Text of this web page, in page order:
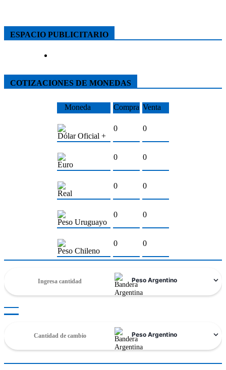
ESPACIO PUBLICITARIO
COTIZACIONES DE MONEDAS
Moneda Compra Venta
Dólar Oficial +
0 0
Euro
0 0
Real
0 0
Peso Uruguayo
0 0
Peso Chileno
0 0